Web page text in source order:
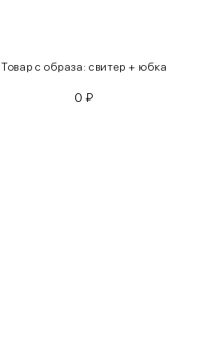
Товар с образа: свитер + юбка
0₽